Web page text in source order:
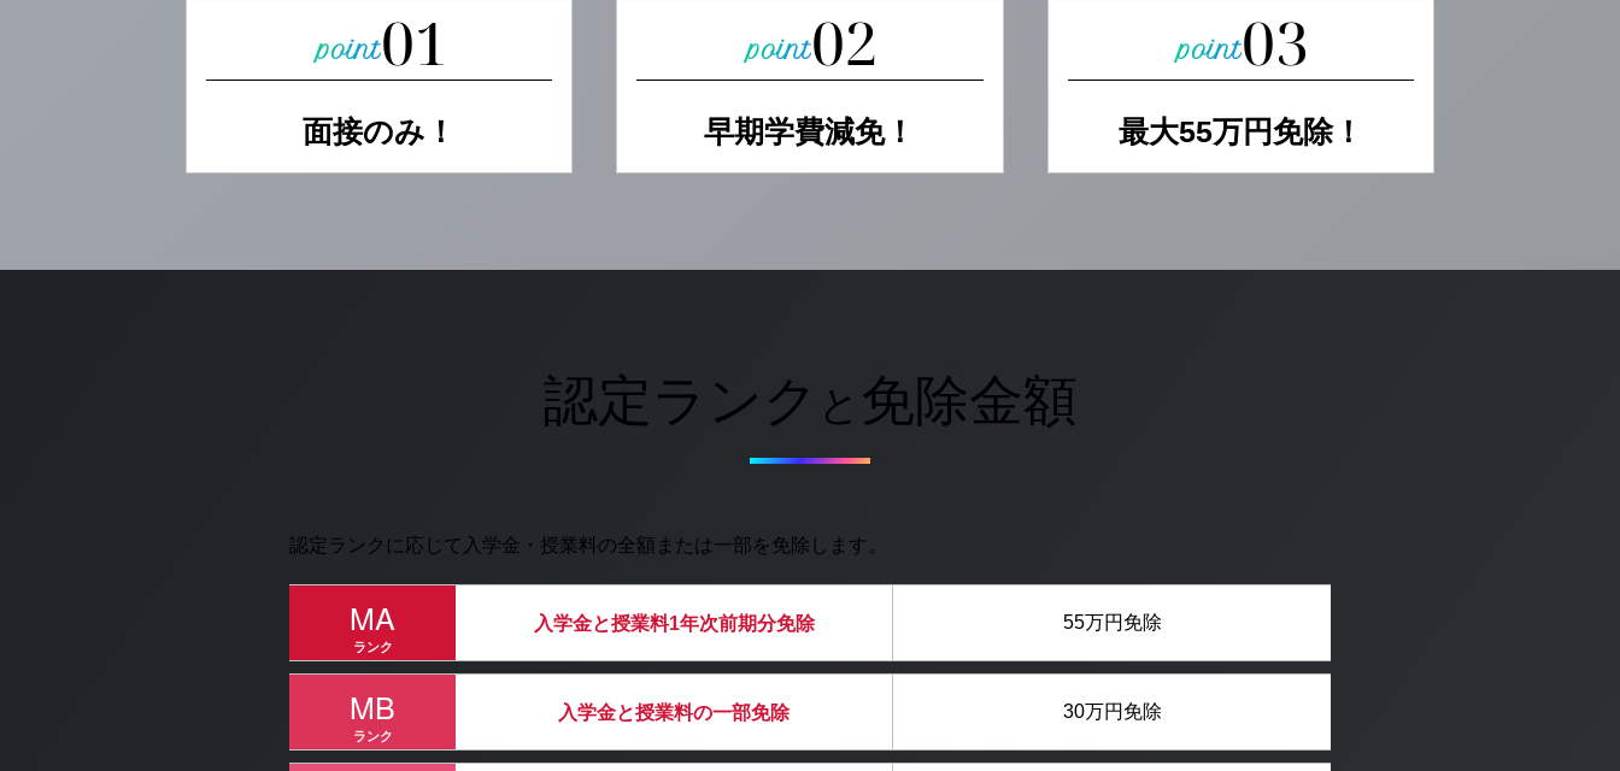
01
面接のみ ！
02
早期学費減免！
03
最大55万円免除！
認定ランク と 免除金額
認定ランクに応じて入学金・授業料の全額または一部を免除します。
MA
ランク
入学金と授業料1年次前期分免除 55万円免除
MB
ランク
入学金と授業料の一部免除 30万円免除